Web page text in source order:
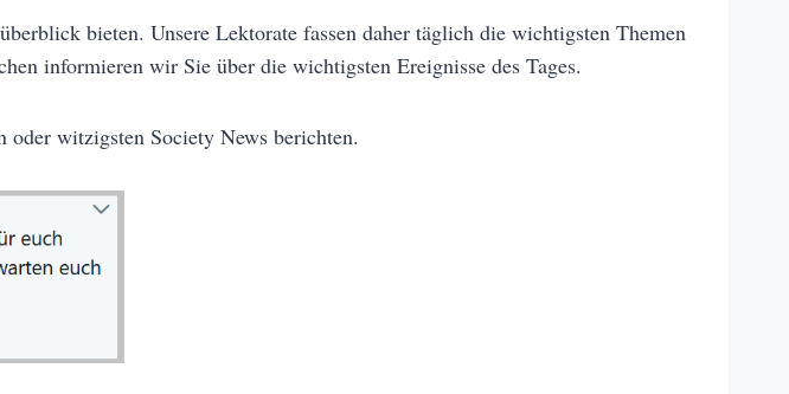
bieten. Unsere Lektorate fassen daher täglich die wichtigsten Themen
informieren wir Sie über die wichtigsten Ereignisse des Tages.
witzigsten Society News berichten.